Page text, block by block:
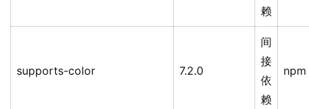
赖
supports-color 7.2.0
间
接
依
赖
npm